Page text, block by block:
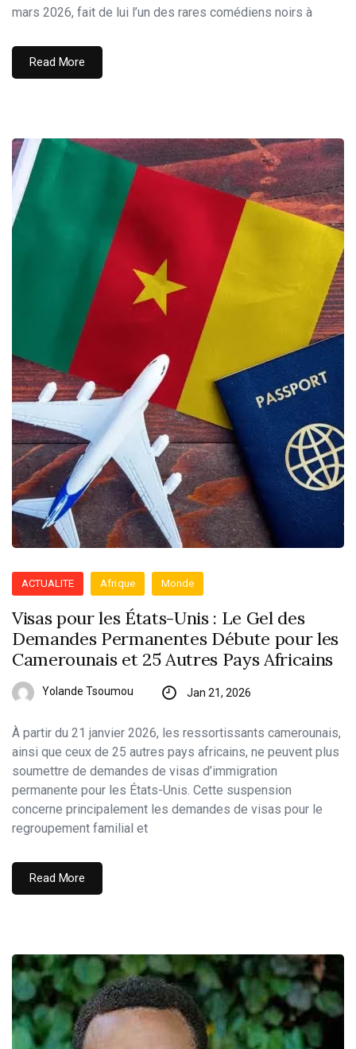
mars 2026, fait de lui l’un des rares comédiens noirs à
Read More
ACTUALITE Afrique Monde
Visas pour les États-Unis : Le Gel des
Demandes Permanentes Débute pour les
Camerounais et 25 Autres Pays Africains
Yolande Tsoumou Jan 21, 2026
À partir du 21 janvier 2026, les ressortissants camerounais,
ainsi que ceux de 25 autres pays africains, ne peuvent plus
soumettre de demandes de visas d’immigration
permanente pour les États-Unis. Cette suspension
concerne principalement les demandes de visas pour le
regroupement familial et
Read More